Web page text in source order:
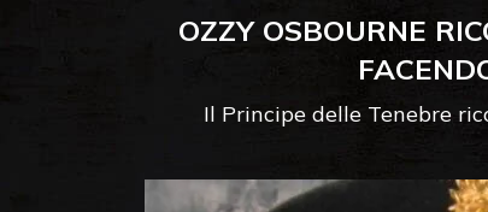
OZZY OSBOURNE
Il Principe delle Tenebre